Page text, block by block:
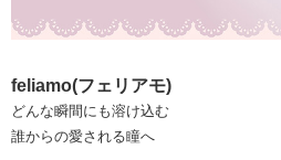
feliamo(フェリアモ)
どんな瞬間にも溶け込む
誰からの愛される瞳へ